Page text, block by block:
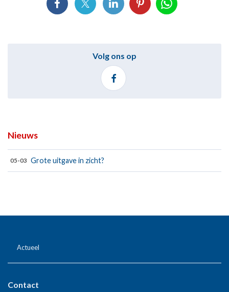
Volg ons op
Nieuws
05-03 Grote uitgave in zicht?
Actueel
Contact